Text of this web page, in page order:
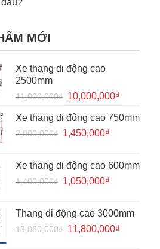
Hà
lượng
loại
kệ
trung
tải
Cấu
của
xe
thang
động
bình
luận
Kệ
tải
tầng
là
sắt
công
nghiệp
rẻ,
MỚI
Xe thang di động cao
2500mm
11,000,000₫ Giá
là:
11,000,000₫.
10,000,000₫
tại
Xe thang di động cao 750mm
2,000,000₫ Giá
2,000,000₫.
1,450,000₫
là:
Xe thang di động cao 600mm
1,400,000₫ Giá
1,400,000₫.
1,050,000₫
là:
1,050,000₫.
Thang di động cao 3000mm
13,080,000₫ Giá
11,800,000₫